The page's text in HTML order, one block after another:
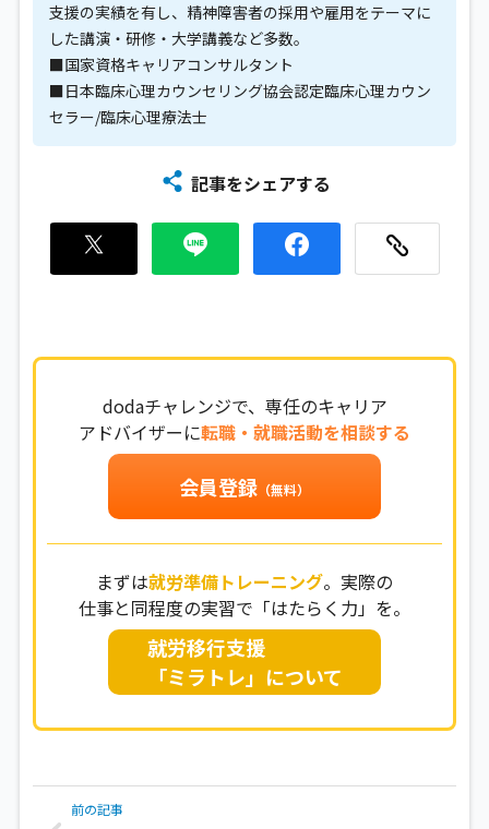
支援の実績を有し、精神障害者の採用や雇用をテーマに
した講演・研修・大学講義など多数。
■国家資格キャリアコンサルタント
■日本臨床心理カウンセリング協会認定臨床心理カウン
セラー/臨床心理療法士
記事をシェアする
dodaチャレンジで、専任のキャリア
アドバイザーに転職・就職活動を相談する
会員登録 （無料）
まずは就労準備トレーニング。実際の
仕事と同程度の実習で「はたらく力」を。
就労移行支援
「ミラトレ」について
前の記事